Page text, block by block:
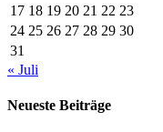
17 18 19 20 21 22 23
24 25 26 27 28 29 30
31
« Juli
Neueste Beiträge